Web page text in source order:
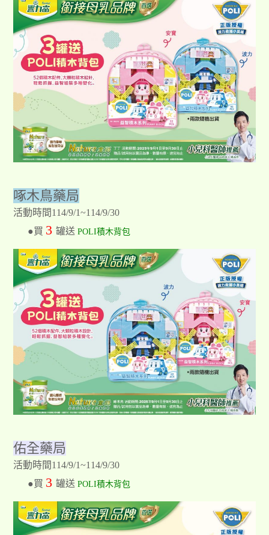
啄木鳥藥局
活動時間114/9/1~114/9/30
●買 3罐送POLI積木背包
佑全藥局
活動時間114/9/1~114/9/30
●買 3罐送POLI積木背包